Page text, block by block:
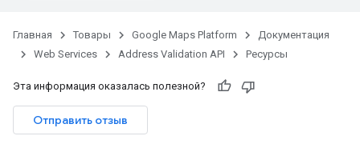
Главная Товары Google Maps Platform
Документация
Web Services
Address Validation API Ресурсы
Эта информация оказалась полезной?
Отправить отзыв